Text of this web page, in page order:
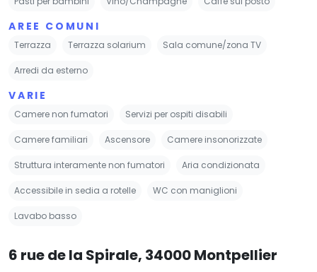
AREE COMUNI
Terrazza Terrazza solarium Sala comune/zona TV
Arredi da esterno
VARIE
Camere non fumatori Servizi per ospiti disabili
Camere familiari Ascensore Camere insonorizzate
Struttura interamente non fumatori Aria condizionata
Accessibile in sedia a rotelle WC con maniglioni
Lavabo basso
6 rue de la Spirale, 34000 Montpellier